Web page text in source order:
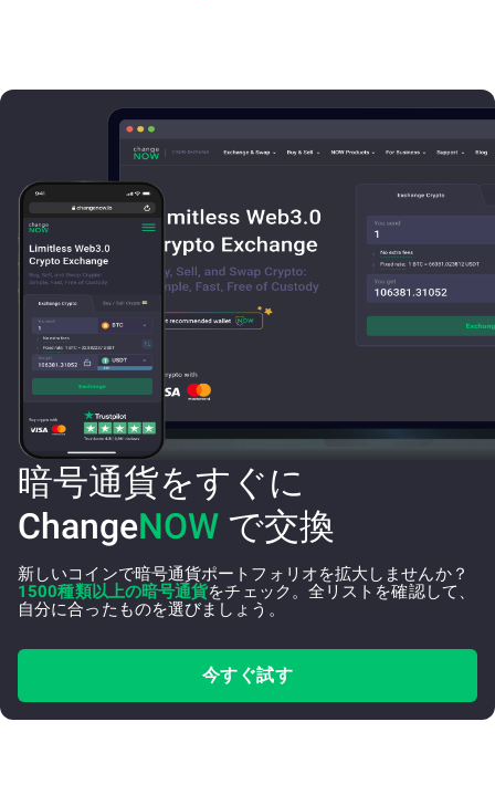
暗号通貨をすぐに
ChangeNOW で交換
新しいコインで暗号通貨ポートフォリオを拡大しませんか？
1500種類以上の暗号通貨をチェック。全リストを確認して、
自分に合ったものを選びましょう。
今すぐ試す